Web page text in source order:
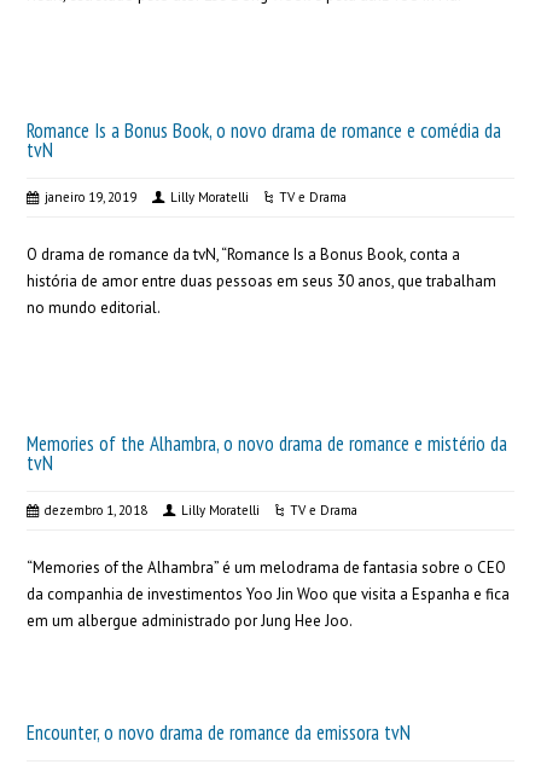
Romance Is a Bonus Book, o novo drama de romance e comédia da
tvN
janeiro 19, 2019 Lilly Moratelli TV e Drama
O drama de romance da tvN, “Romance Is a Bonus Book, conta a
história de amor entre duas pessoas em seus 30 anos, que trabalham
no mundo editorial.
Memories of the Alhambra, o novo drama de romance e mistério da
tvN
dezembro 1, 2018 Lilly Moratelli TV e Drama
“Memories of the Alhambra” é um melodrama de fantasia sobre o CEO
da companhia de investimentos Yoo Jin Woo que visita a Espanha e fica
em um albergue administrado por Jung Hee Joo.
Encounter, o novo drama de romance da emissora tvN